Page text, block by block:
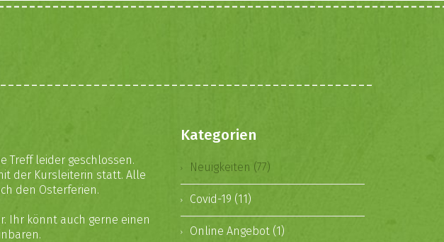
Treff leider geschlossen.
der Kursleiterin statt. Alle
den Osterferien.
Ihr könnt auch gerne einen
Kategorien
Neuigkeiten (77)
Covid-19 (11)
Online Angebot (1)